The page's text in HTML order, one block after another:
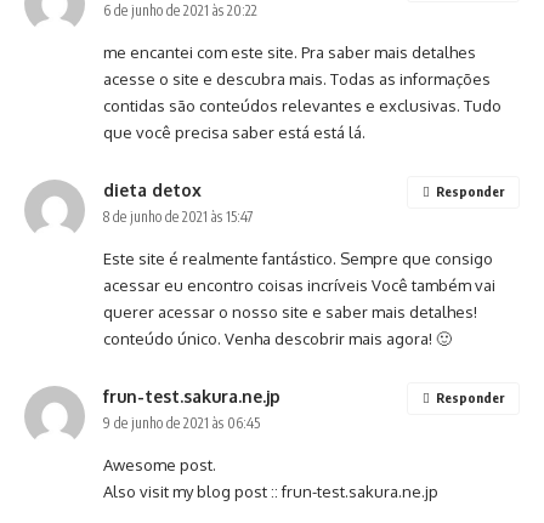
6 de junho de 2021 às 20:22
me encantei com este site. Pra saber mais detalhes
acesse o site e descubra mais. Todas as informações
contidas são conteúdos relevantes e exclusivas. Tudo
que você precisa saber está está lá.
dieta detox
8 de junho de 2021 às 15:47
Este site é realmente fantástico. Sempre que consigo
acessar eu encontro coisas incríveis Você também vai
querer acessar o nosso site e saber mais detalhes!
conteúdo único. Venha descobrir mais agora! 🙂
Responder
frun-test.sakura.ne.jp
9 de junho de 2021 às 06:45
Awesome post.
Also visit my blog post ::frun-test.sakura.ne.jp
Responder